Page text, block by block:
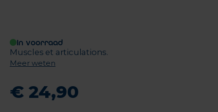
In voorraad
Muscles et articulations.
Meer weten
€ 24,90